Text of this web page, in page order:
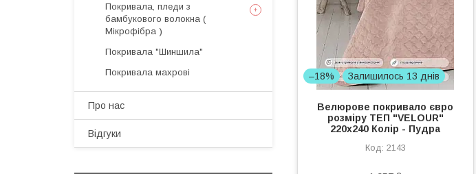
–18% Залишилось 13 днів
Велюрове покривало євро
розміру ТЕП "VELOUR"
220x240 Колір - Пудра
2143
Покривала, пледи з
бамбукового волокна (
Мікрофібра )
Покривала "Шиншила"
Покривала махрові
Про нас
Відгуки